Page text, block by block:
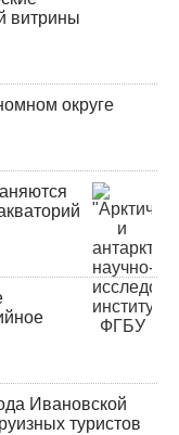
витрины
округе
Ивановской
туристов